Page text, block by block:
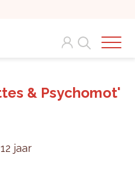
Search
& Psychomot'
jaar